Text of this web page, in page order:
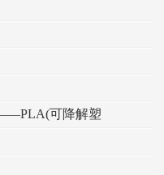
可降解塑